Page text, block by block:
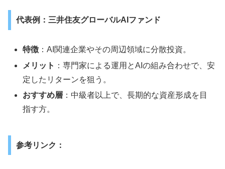
代表例：三井住友グローバルAIファンド
特徴 ：AI関連企業やその周辺領域に分散投資。
メリット ：専門家による運用とAIの組み合わせで、安
定したリターンを狙う。
おすすめ層 ：中級者以上で、長期的な資産形成を目
指す方。
参考リンク：